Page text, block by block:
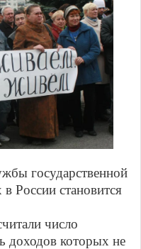
государственной
России становится
число
доходов которых не